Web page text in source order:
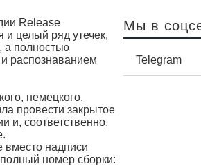
Release
целый ряд утечек,
а полностью
распознаванием
немецкого,
провести закрытое
и, соответственно,
вместо надписи
номер сборки:
Мы в
Telegram